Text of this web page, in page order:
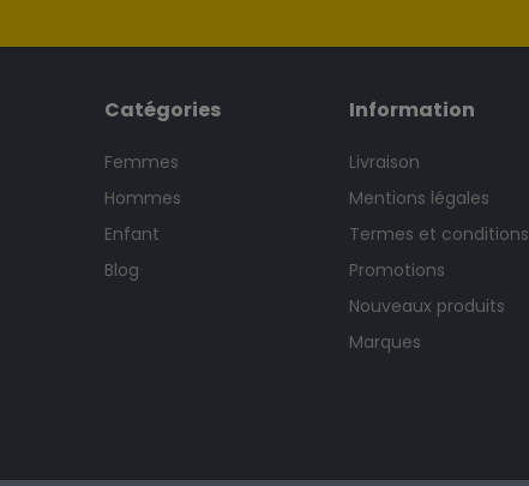
Catégories
Femmes
Hommes
Enfant
Blog
Information
Livraison
Mentions légales
Termes et conditions
Promotions
Nouveaux produits
Marques